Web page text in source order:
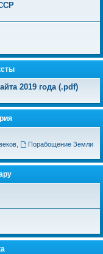
2019 года (.pdf)
,
Порабощение Земли